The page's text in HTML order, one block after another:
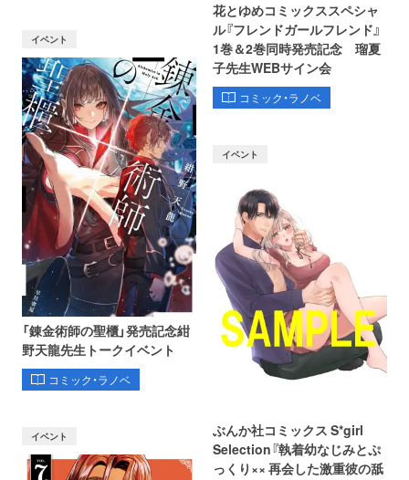
花とゆめコミックススペシャ
ル『フレンドガールフレンド』
1巻＆2巻同時発売記念 瑠夏
子先生WEBサイン会
コミック・ラノベ
イベント
「錬金術師の聖櫃」発売記念紺
野天龍先生トークイベント
コミック・ラノベ
イベント
ぶんか社コミックス S*girl
Selection『執着幼なじみとぷ
っくり×× 再会した激重彼の舐
イベント